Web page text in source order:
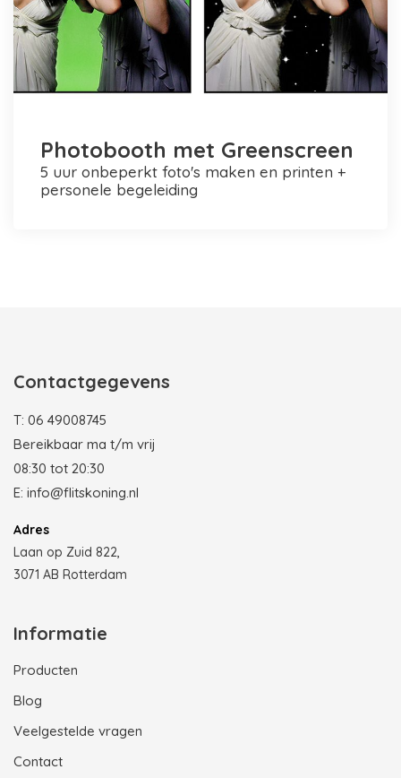
Photobooth met Greenscreen
5 uur onbeperkt foto's maken en printen +
personele begeleiding
Contactgegevens
T: 06 49008745
Bereikbaar ma t/m vrij
08:30 tot 20:30
E: info@flitskoning.nl
Adres
Laan op Zuid 822,
3071 AB Rotterdam
Informatie
Producten
Blog
Veelgestelde vragen
Contact